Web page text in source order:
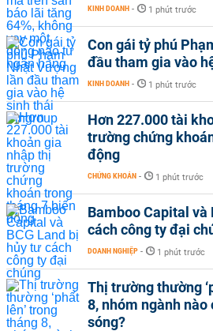
KINH DOANH - 1 phút trước
Con gái tỷ phú
đầu tham gia vào
KINH DOANH - 1 phút trước
Hơn 227.000 tài
trường chứng
động
CHỨNG KHOÁN - 1 phút trước
Bamboo Capital và
cách công ty đại
DOANH NGHIỆP - 1 phút trước
Thị trường thường
8, nhóm ngành
sóng?